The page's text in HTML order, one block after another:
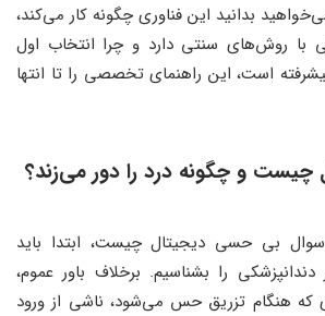
بدانید این فناوری چگونه کار می‌کند،
با روش‌های سنتی دارد و چرا انتخاب اول
است، این راهنمای تخصصی را تا انتها
و چگونه درد را دور می‌زند؟
بی حسی دیجیتال چیست، ابتدا باید
دندانپزشکی را بشناسیم. برخلاف باور عموم،
هنگام تزریق حس می‌شود، ناشی از ورود